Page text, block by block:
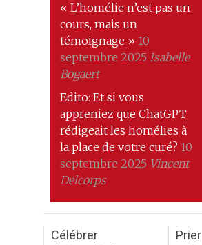
« L’homélie n’est pas un
cours, mais un
témoignage » 10
septembre 2025 Isabelle
Bogaert
Edito: Et si vous
appreniez que ChatGPT
rédigeait les homélies à
la place de votre curé? 10
septembre 2025 Vincent
Delcorps
Célébrer Prier